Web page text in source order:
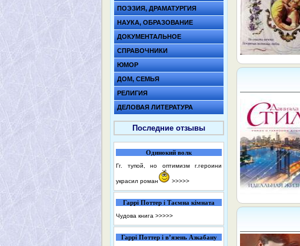
ПОЭЗИЯ, ДРАМАТУРГИЯ
НАУКА, ОБРАЗОВАНИЕ
ДОКУМЕНТАЛЬНОЕ
СПРАВОЧНИКИ
ЮМОР
ДОМ, СЕМЬЯ
РЕЛИГИЯ
ДЕЛОВАЯ ЛИТЕРАТУРА
Последние отзывы
Одинокий волк
Гг. тупой, но оптимизм г.героини
украсил роман >>>>>
Гаррі Поттер і Таємна кімната
Чудова книга >>>>>
Гаррі Поттер і в’язень Азкабану